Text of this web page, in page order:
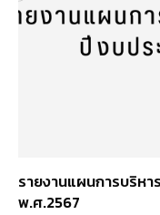
รายงานแผนการบริห
พ.ศ.2567